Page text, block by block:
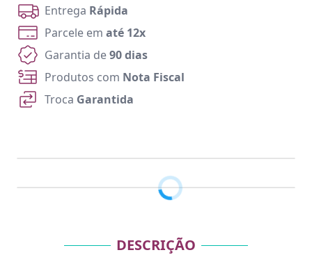
Entrega Rápida
Parcele em até 12x
Garantia de90 dias
Produtos com Nota Fiscal
Troca Garantida
DESCRIÇÃO